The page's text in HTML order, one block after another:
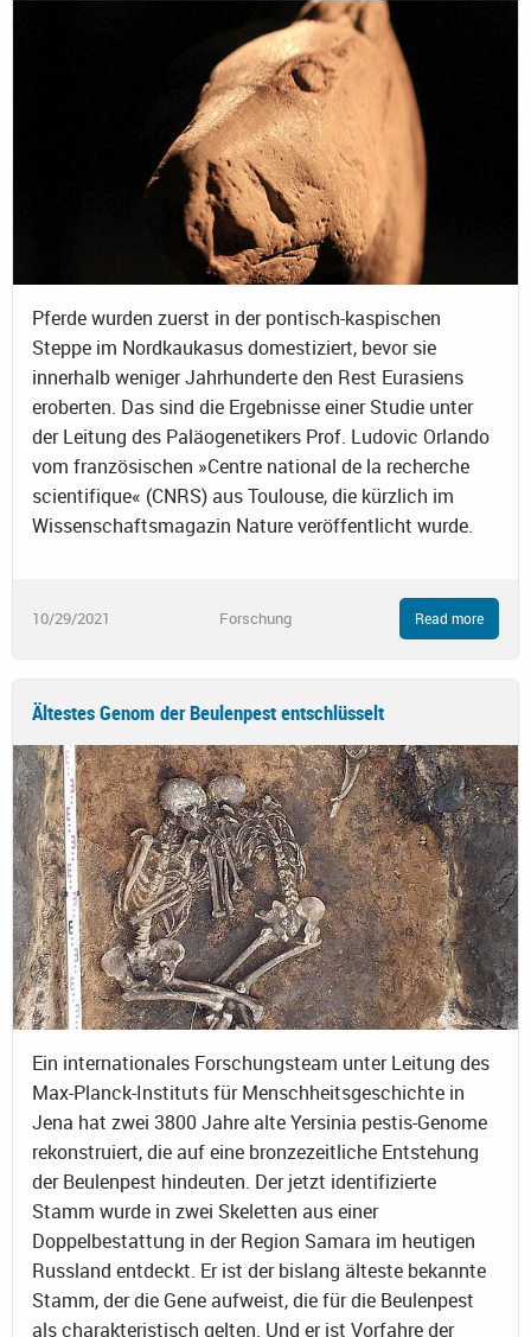
Pferde wurden zuerst in der pontisch-kaspischen
Steppe im Nordkaukasus domestiziert, bevor sie
innerhalb weniger Jahrhunderte den Rest Eurasiens
eroberten. Das sind die Ergebnisse einer Studie unter
der Leitung des Paläogenetikers Prof. Ludovic Orlando
vom französischen »Centre national de la recherche
scientifique« (CNRS) aus Toulouse, die kürzlich im
Wissenschaftsmagazin Nature veröffentlicht wurde.
10/29/2021 Forschung Read more
Ältestes Genom der Beulenpest entschlüsselt
Ein internationales Forschungsteam unter Leitung des
Max-Planck-Instituts für Menschheitsgeschichte in
Jena hat zwei 3800 Jahre alte Yersinia pestis-Genome
rekonstruiert, die auf eine bronzezeitliche Entstehung
der Beulenpest hindeuten. Der jetzt identifizierte
Stamm wurde in zwei Skeletten aus einer
Doppelbestattung in der Region Samara im heutigen
Russland entdeckt. Er ist der bislang älteste bekannte
Stamm, der die Gene aufweist, die für die Beulenpest
als charakteristisch gelten. Und er ist Vorfahre der